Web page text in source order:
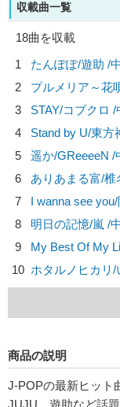
収載曲一覧
18曲を収載
1
たんぽぽ/遊助 /
2
プルメリア～花
3
STAY/コブクロ /
4
Stand by U/東方
5
遥か/GReeeeN /
6
ありあまる富/椎
7
I wanna see you/
8
明日の記憶/嵐 /
9
My Best Of My
10 ホタルノヒカリ/
商品の説明
J-POPの最新ヒット
JUJU、遊助など話